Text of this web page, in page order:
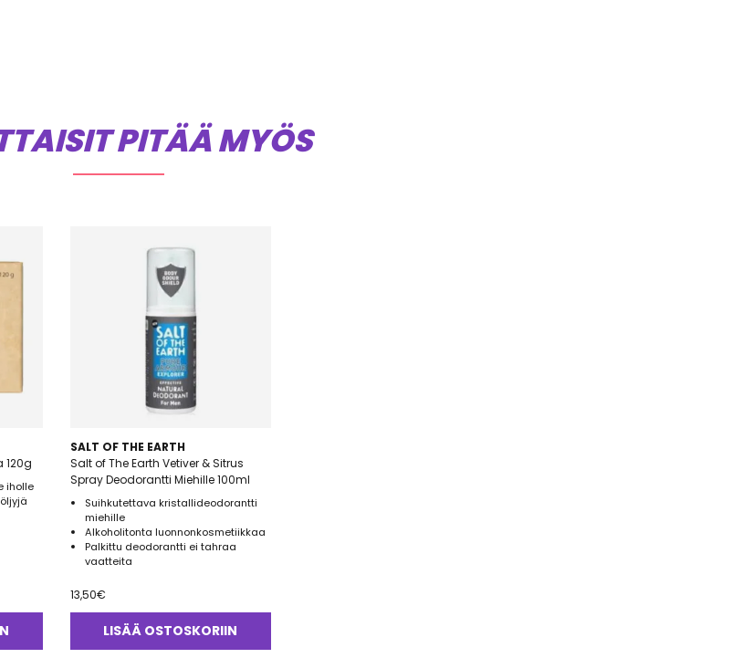
PITÄÄ MYÖS
120g
iholle
SALT OF THE EARTH
Salt of The Earth Vetiver & Sitrus
Spray Deodorantti Miehille 100ml
Suihkutettava kristallideodorantti
miehille
Alkoholitonta luonnonkosmetiikkaa
Palkittu deodorantti ei tahraa
vaatteita
13,50€
LISÄÄ OSTOSKORIIN